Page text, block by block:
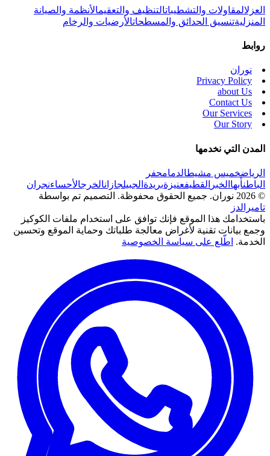
العزلالمقاولات والتشطيباتالتنظيف والتعقيمالأنظمة والصيانة
المنزليةتنسيق الحدائق والمسطحاتالأرضيات والرخام
روابط
نوران
Privacy Policy
about Us
Contact Us
Our Services
Our Story
المدن التي نخدمها
الرياضخميس مشيطالدمامحفر
الباطنأبها الخبر القطيفعنيزةبريدة الجبيلجازانالخرجالأحساءنجران
© 2026 نوران. جميع الحقوق محفوظة.
التصميم تم بواسطة
تاميرالدز
باستخدامك هذا الموقع فإنك توافق على استخدام ملفات الكوكيز
وجمع بيانات تقنية لأغراض معالجة طلباتك وحماية الموقع وتحسين
الخدمة. اطّلع على سياسة الخصوصية